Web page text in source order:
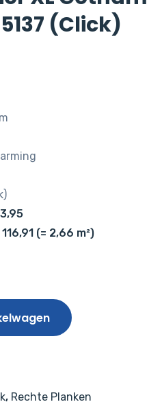
(Click)
(= 2,66 m²)
, Rechte Planken